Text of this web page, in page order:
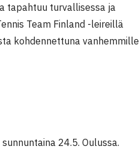
tapahtuu turvallisessa ja
Team Finland -leireillä
kohdennettuna vanhemmille
24.5. Oulussa.